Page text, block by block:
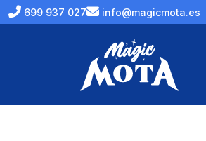
699 937 027 info@magicmota.es